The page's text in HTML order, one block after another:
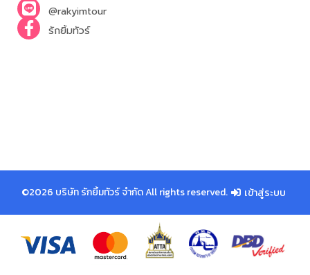
@rakyimtour
รักยิ้มทัวร์
©2026 บริษัท รักยิ้มทัวร์ จำกัด All rights reserved. เข้าสู่ระบบ